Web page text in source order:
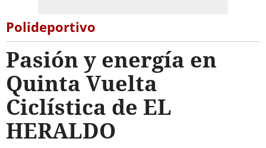
Polideportivo
Pasión y energía en
Quinta Vuelta
Ciclística de EL
HERALDO